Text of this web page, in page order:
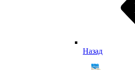
Назад